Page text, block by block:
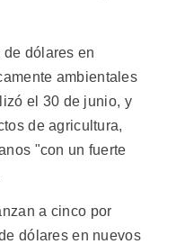
dólares en
ambientales
el 30 de junio, y
de agricultura,
"con un fuerte
a cinco por
dólares en nuevos